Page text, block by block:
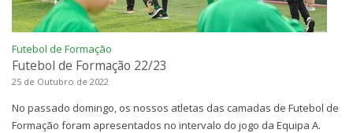
Futebol de Formação
Futebol de Formação 22/23
25 de Outubro de 2022
No passado domingo, os nossos atletas das camadas de Futebol de
Formação foram apresentados no intervalo do jogo da Equipa A.